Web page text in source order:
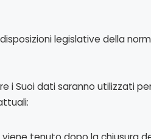
legislative della
Suoi dati saranno utilizzati